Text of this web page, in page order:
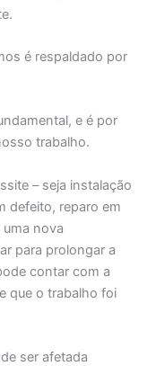
é respaldado por
e é por
trabalho.
– seja instalação
defeito, reparo em
nova
para prolongar a
contar com a
que o trabalho foi
ser afetada